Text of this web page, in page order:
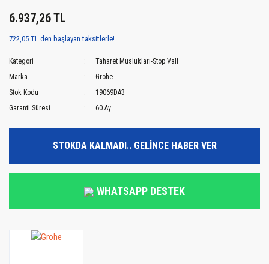
6.937,26 TL
722,05 TL den başlayan taksitlerle!
Kategori
Taharet Muslukları-Stop Valf
Marka
Grohe
Stok Kodu
19069DA3
Garanti Süresi
60 Ay
STOKDA KALMADI.. GELİNCE HABER VER
WHATSAPP DESTEK